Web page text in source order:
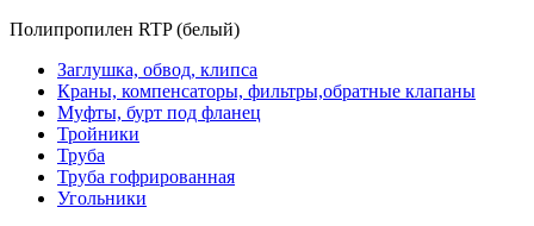
Полипропилен RTP (белый)
Заглушка, обвод, клипса
Краны, компенсаторы, фильтры,обратные клапаны
Муфты, бурт под фланец
Тройники
Труба
Труба гофрированная
Угольники